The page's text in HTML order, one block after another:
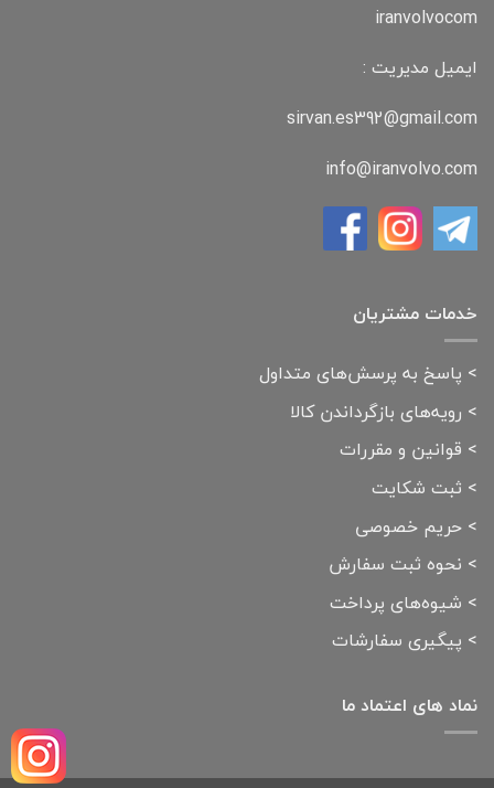
iranvolvocom
ایمیل مدیریت :
sirvan.es392@gmail.com
info@iranvolvo.com
خدمات مشتریان
> پاسخ به پرسش‌های متداول
> رویه‌های بازگرداندن کالا
> قوانین و مقررات
> ثبت شکایت
> حریم خصوصی
> نحوه ثبت سفارش
> شیوه‌های پرداخت
> پیگیری سفارشات
نماد های اعتماد ما